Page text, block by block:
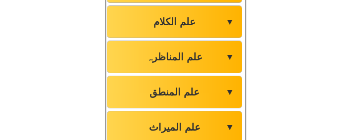
علم الکلام ▼
علم المناظرہ ▼
علم المنطق ▼
علم المیراث ▼